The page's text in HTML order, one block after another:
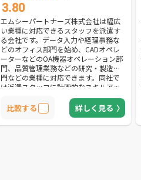
3.80
エムシーパートナーズ株式会社は幅広
い業種に対応できるスタッフを派遣す
る会社です。データ入力や経理事務な
どのオフィス部門を始め、CADオペレ
ーターなどのOA機器オペレーション部
門、品質管理業務などの研究・製造部
門などの業種に対応できます。同社で
は派遣スタッフに計画的なスキルアッ
プ支援を実施します。入職時教育や年
次研修はもちろん、体系的な教育コー
スを用意して派遣社員を育成するた
め、各企業のニーズに合う優秀な人材
比較する 詳しく見る